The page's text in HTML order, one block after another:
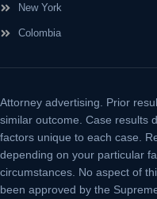
New York
Colombia
Attorney advertising.
Prior
similar outcome. Case results
factors unique to each case.
depending on your particular
circumstances. No aspect of
been approved by the